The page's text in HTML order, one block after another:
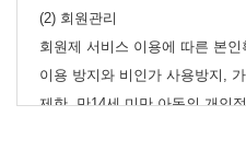
(2) 회원관리
회원제 서비스 이용에 따른 본
이용 방지와 비인가 사용방지,
제한, 만14세 미만 아동의 개인